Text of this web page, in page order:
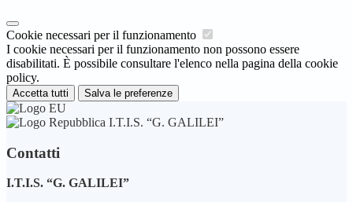
Cookie necessari per il funzionamento
I cookie necessari per il funzionamento non possono essere
disabilitati. È possibile consultare l'elenco nella pagina della cookie
policy.
Accetta tutti Salva le preferenze
I.T.I.S. “G. GALILEI”
Contatti
I.T.I.S. “G. GALILEI”